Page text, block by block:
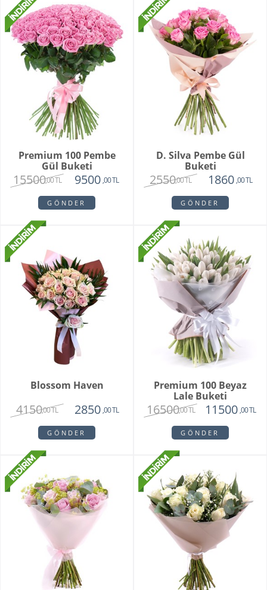
Premium 100 Pembe
Gül Buketi
15500,00 TL 9500 ,00 TL
GÖNDER
D. Silva Pembe Gül
Buketi
2550,00 TL 1860 ,00 TL
GÖNDER
Blossom Haven
4150,00 TL 2850 ,00 TL
GÖNDER
Premium 100 Beyaz
Lale Buketi
16500,00 TL 11500 ,00 TL
GÖNDER